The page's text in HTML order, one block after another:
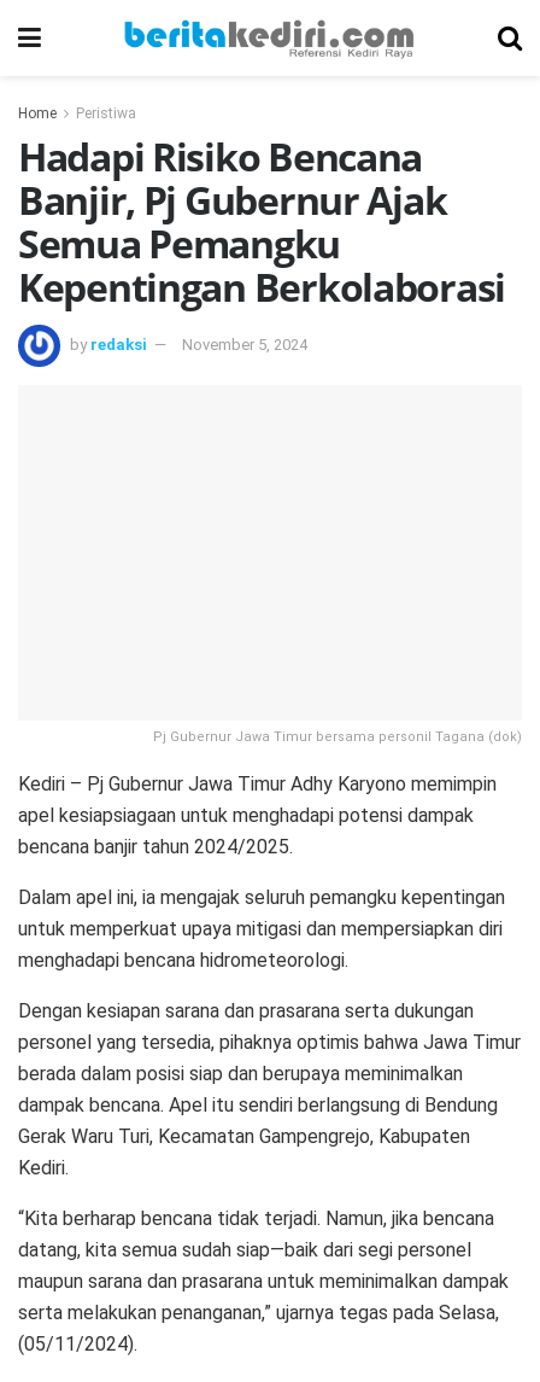
Home Peristiwa
Hadapi Risiko Bencana
Banjir, Pj Gubernur Ajak
Semua Pemangku
Kepentingan Berkolaborasi
by redaksi November 5, 2024
Pj Gubernur Jawa Timur bersama personil Tagana (dok)
Kediri – Pj Gubernur Jawa Timur Adhy Karyono memimpin
apel kesiapsiagaan untuk menghadapi potensi dampak
bencana banjir tahun 2024/2025.
Dalam apel ini, ia mengajak seluruh pemangku kepentingan
untuk memperkuat upaya mitigasi dan mempersiapkan diri
menghadapi bencana hidrometeorologi.
Dengan kesiapan sarana dan prasarana serta dukungan
personel yang tersedia, pihaknya optimis bahwa Jawa Timur
berada dalam posisi siap dan berupaya meminimalkan
dampak bencana. Apel itu sendiri berlangsung di Bendung
Gerak Waru Turi, Kecamatan Gampengrejo, Kabupaten
Kediri.
“Kita berharap bencana tidak terjadi. Namun, jika bencana
datang, kita semua sudah siap—baik dari segi personel
maupun sarana dan prasarana untuk meminimalkan dampak
serta melakukan penanganan,” ujarnya tegas pada Selasa,
(05/11/2024).